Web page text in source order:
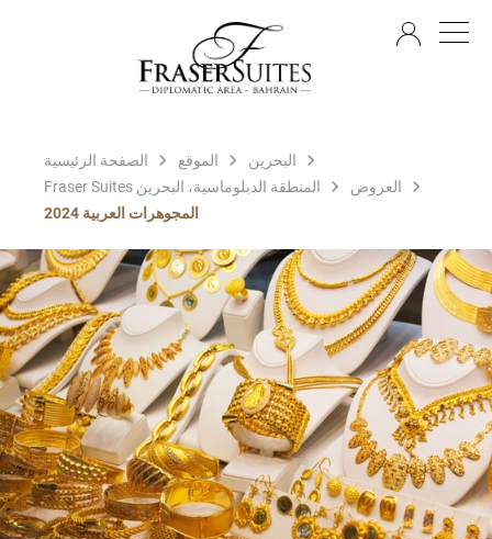
الصفحة الرئيسية الموقع
البحرين
Fraser Suites المنطقة الدبلوماسية، البحرين
العروض
المجوهرات العربية 2024